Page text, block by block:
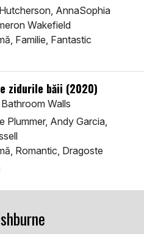
AnnaSophia
Wakefield
Familie, Fantastic
zidurile băii (2020)
Walls
Plummer, Andy Garcia,
Romantic, Dragoste